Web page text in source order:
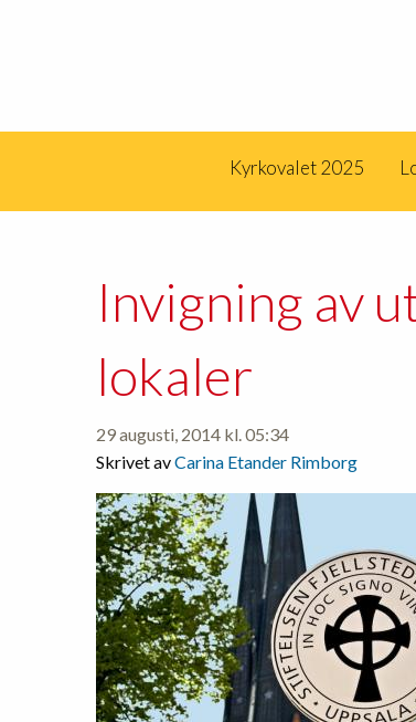
Kyrkovalet 2025
Invigning av
lokaler
29 augusti, 2014 kl. 05:34
Skrivet avCarina Etander Rimborg